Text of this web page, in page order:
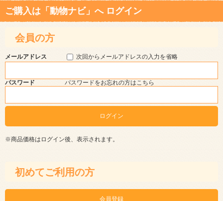
ご購入は「動物ナビ」へ ログイン
会員の方
メールアドレス 次回からメールアドレスの入力を省略
パスワード パスワードをお忘れの方はこちら
※商品価格はログイン後、表示されます。
初めてご利用の方